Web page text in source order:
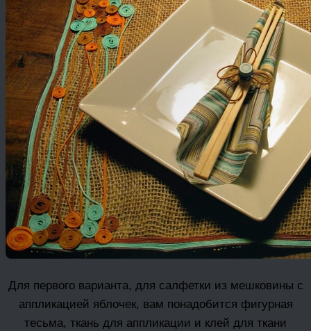
Для первого варианта, для салфетки из мешковины с
аппликацией яблочек, вам понадобится фигурная
тесьма, ткань для аппликации и клей для ткани